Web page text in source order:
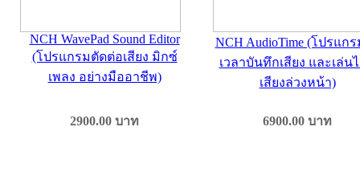
NCH WavePad Sound Editor
(โปรแกรมตัดต่อเสียง มิกซ์
เพลง อย่างมืออาชีพ)
2900.00 บาท
NCH AudioTime (โปรแก
เวลาบันทึกเสียง และเล่น
เสียงล่วงหน้า)
6900.00 บาท